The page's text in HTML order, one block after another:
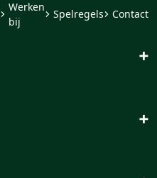
Werken
bij
Spelregels Contact
+
+